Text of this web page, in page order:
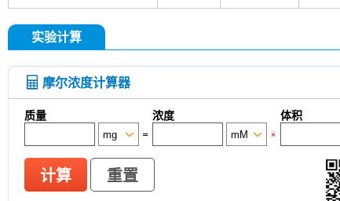
实验计算
摩尔浓度计算器
质量 浓度 体积
=
×
计算 重置